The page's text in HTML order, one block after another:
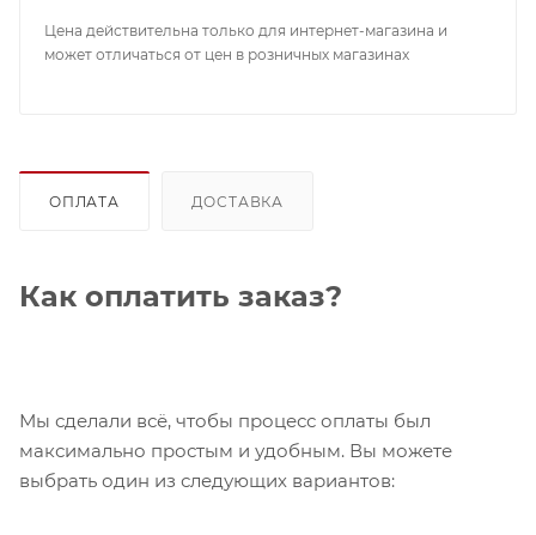
Цена действительна только для интернет-магазина и
может отличаться от цен в розничных магазинах
ОПЛАТА ДОСТАВКА
Как оплатить заказ?
Мы сделали всё, чтобы процесс оплаты был
максимально простым и удобным. Вы можете
выбрать один из следующих вариантов: